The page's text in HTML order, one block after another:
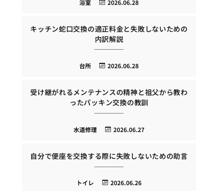
2026.06.28
浴室
キッチン蛇口交換の適正料金と失敗しないための
内訳解説
2026.06.28
台所
受け継がれるメンテナンスの精神と祖父から教わ
ったパッキン交換の教訓
2026.06.27
水道修理
自分で便座を交換する際に失敗しないための助言
2026.06.26
トイレ